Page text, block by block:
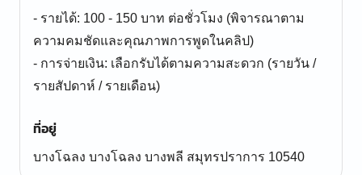
- รายได้: 100 - 150 บาท ต่อชั่วโมง (พิจารณาตาม
ความคมชัดและคุณภาพการพูดในคลิป)
- การจ่ายเงิน: เลือกรับได้ตามความสะดวก (รายวัน /
รายสัปดาห์ / รายเดือน)
ที่อยู่
บางโฉลง บางโฉลง บางพลี สมุทรปราการ 10540